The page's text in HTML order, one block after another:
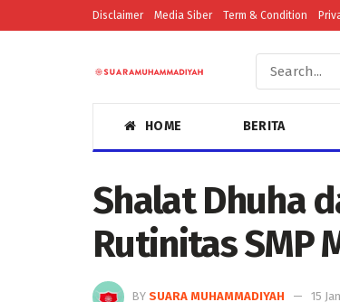
Disclaimer Media Siber Term & Condition
HOME BERITA
Shalat Dhuha
Rutinitas SMP
BY SUARA MUHAMMADIYAH 15